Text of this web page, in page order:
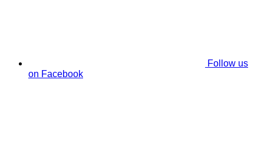
Follow us
on Facebook